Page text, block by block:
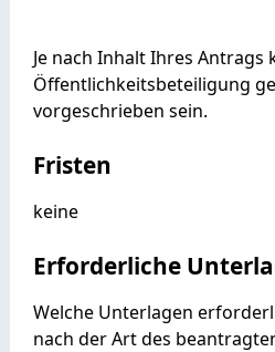
Je nach Inhalt Ihres Antrags
Öffentlichkeitsbeteiligung
vorgeschrieben sein.
Fristen
keine
Erforderliche
Welche Unterlagen
nach der Art des